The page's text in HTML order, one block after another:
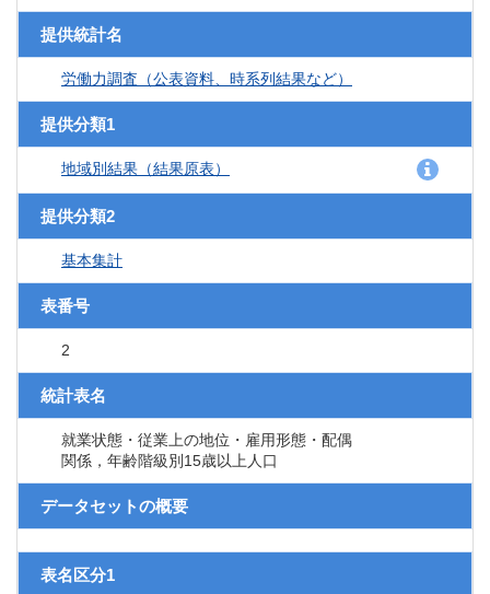
提供統計名
労働力調査（公表資料、時系列結果など）
提供分類1
地域別結果（結果原表）
提供分類2
基本集計
表番号
2
統計表名
就業状態・従業上の地位・雇用形態・配偶
関係，年齢階級別15歳以上人口
データセットの概要
表名区分1